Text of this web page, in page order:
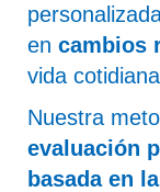
en cambios
vida
Nuestra
evaluación
basada en